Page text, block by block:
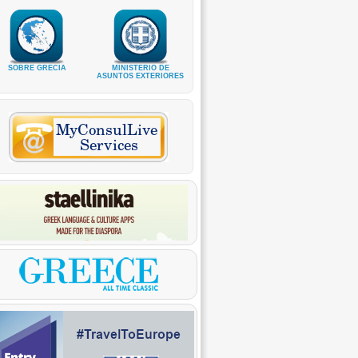
SOBRE GRECIA
MINISTERIO DE
ASUNTOS EXTERIORES